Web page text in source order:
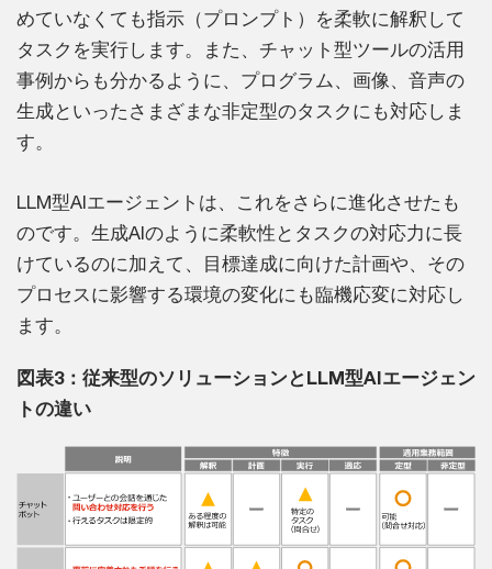
めていなくても指示（プロンプト）を柔軟に解釈して
タスクを実行します。また、チャット型ツールの活用
事例からも分かるように、プログラム、画像、音声の
生成といったさまざまな非定型のタスクにも対応しま
す。
LLM型AIエージェントは、これをさらに進化させたも
のです。生成AIのように柔軟性とタスクの対応力に長
けているのに加えて、目標達成に向けた計画や、その
プロセスに影響する環境の変化にも臨機応変に対応し
ます。
図表3：従来型のソリューションとLLM型AIエージェン
トの違い